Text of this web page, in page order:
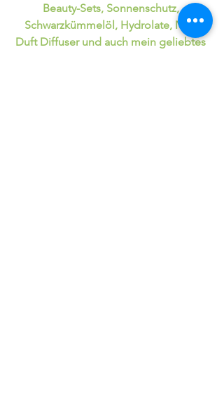
Beauty-Sets, Sonnenschutz,
Schwarzkümmelöl, Hydrolate, Mini
Duft Diffuser und auch mein geliebtes